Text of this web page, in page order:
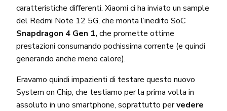
caratteristiche differenti. Xiaomi ci ha inviato un sample
del Redmi Note 12 5G, che monta l’inedito SoC
Snapdragon 4 Gen 1,che promette ottime
prestazioni consumando pochissima corrente (e quindi
generando anche meno calore).
Eravamo quindi impazienti di testare questo nuovo
System on Chip, che testiamo per la prima volta in
assoluto in uno smartphone, soprattutto pervedere